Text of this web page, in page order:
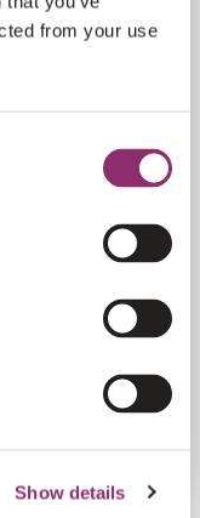
from your use
Show details